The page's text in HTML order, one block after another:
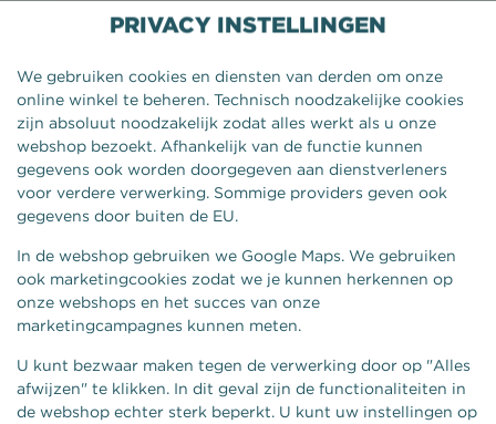
PRIVACY INSTELLINGEN
We gebruiken cookies en diensten van derden om onze
online winkel te beheren. Technisch noodzakelijke cookies
zijn absoluut noodzakelijk zodat alles werkt als u onze
webshop bezoekt. Afhankelijk van de functie kunnen
gegevens ook worden doorgegeven aan dienstverleners
voor verdere verwerking. Sommige providers geven ook
gegevens door buiten de EU.
In de webshop gebruiken we Google Maps. We gebruiken
ook marketingcookies zodat we je kunnen herkennen op
onze webshops en het succes van onze
marketingcampagnes kunnen meten.
U kunt bezwaar maken tegen de verwerking door op "Alles
afwijzen" te klikken. In dit geval zijn de functionaliteiten in
de webshop echter sterk beperkt. U kunt uw instellingen op
BROADJE ZALM TRUFFEL
MAYONAISE